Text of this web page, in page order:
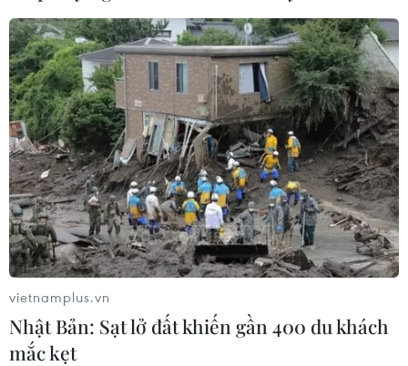
#Ngộ độc thức ăn
#Bệnh viện Đa khoa Hà Tĩnh
#Thức ăn dư thừa
vietnamplus.vn
Nhật Bản: Sạt lở đất khiến gần 400 du khách
mắc kẹt